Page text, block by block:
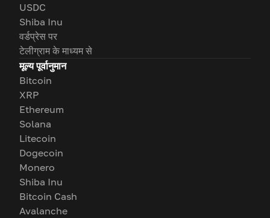
USDC
Shiba Inu
वर्डप्रेस पर
टेलीग्राम के माध्यम से
मूल्य पूर्वानुमान
Bitcoin
XRP
Ethereum
Solana
Litecoin
Dogecoin
Monero
Shiba Inu
Bitcoin Cash
Avalanche